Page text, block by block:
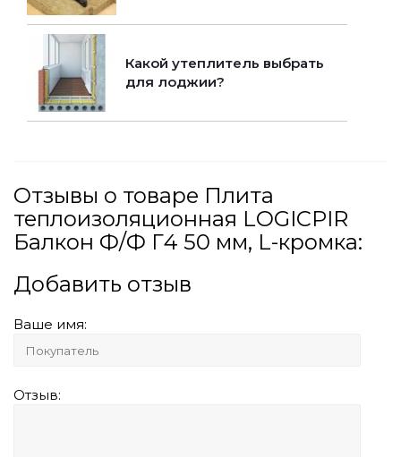
Какой утеплитель выбрать
для лоджии?
Отзывы о товаре Плита
теплоизоляционная LOGICPIR
Балкон Ф/Ф Г4 50 мм, L-кромка:
Добавить отзыв
Ваше имя:
Отзыв: